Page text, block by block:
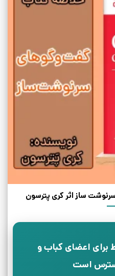
ساز اثر کری پترسون
برای اعضای کباب و
است